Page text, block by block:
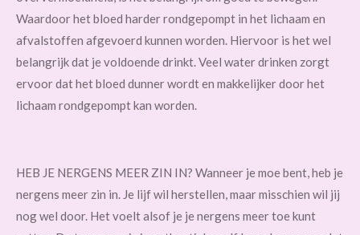
Waardoor het bloed harder rondgepompt in het lichaam en
afvalstoffen afgevoerd kunnen worden. Hiervoor is het wel
belangrijk dat je voldoende drinkt. Veel water drinken zorgt
ervoor dat het bloed dunner wordt en makkelijker door het
lichaam rondgepompt kan worden.
HEB JE NERGENS MEER ZIN IN? Wanneer je moe bent, heb je
nergens meer zin in. Je lijf wil herstellen, maar misschien wil jij
nog wel door. Het voelt alsof je je nergens meer toe kunt